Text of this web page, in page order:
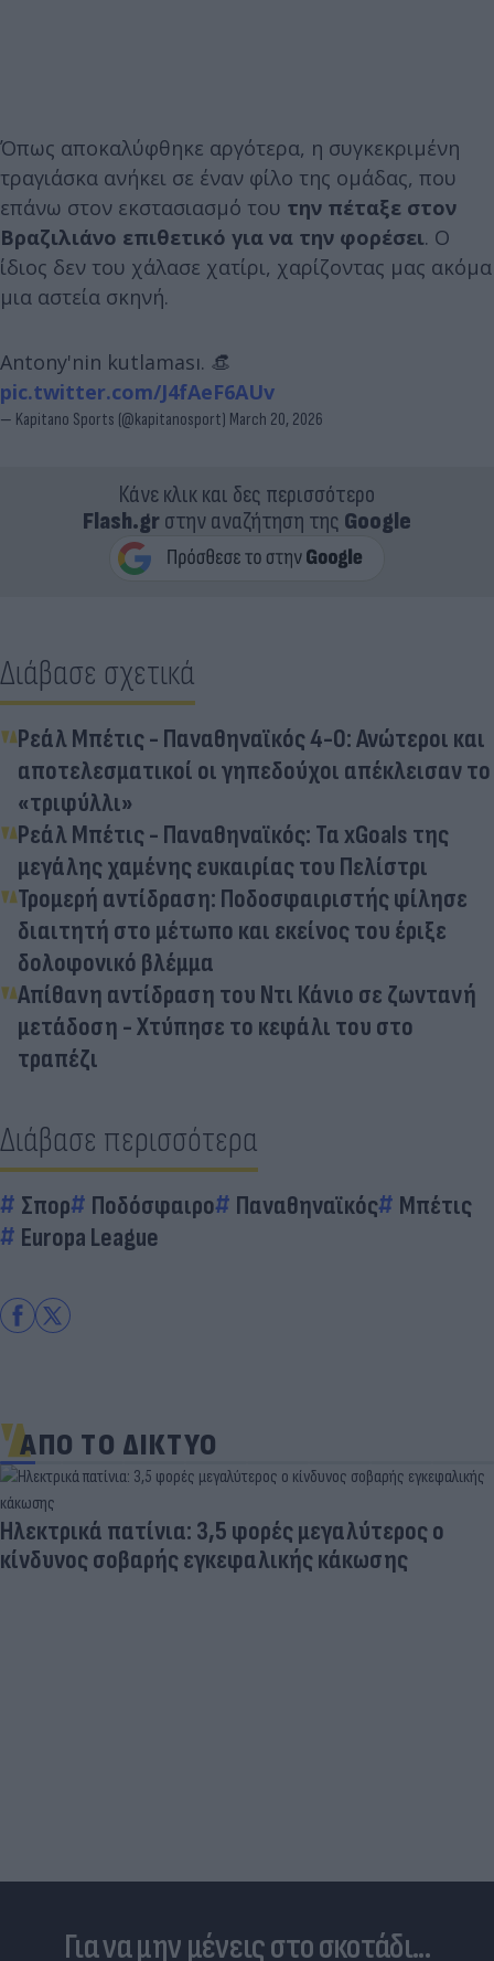
Όπως αποκαλύφθηκε αργότερα, η συγκεκριμένη
τραγιάσκα ανήκει σε έναν φίλο της ομάδας, που
επάνω στον εκστασιασμό του την πέταξε στον
Βραζιλιάνο επιθετικό για να την φορέσει. Ο
ίδιος δεν του χάλασε χατίρι, χαρίζοντας μας ακόμα
μια αστεία σκηνή.
Antony'nin kutlaması. 👒
pic.twitter.com/J4fAeF6AUv
— Kapitano Sports (@kapitanosport) March 20, 2026
Κάνε κλικ και δες περισσότερο
Flash.grστην αναζήτηση της Google
Διάβασε σχετικά
Ρεάλ Μπέτις - Παναθηναϊκός 4-0: Ανώτεροι και
αποτελεσματικοί οι γηπεδούχοι απέκλεισαν το
«τριφύλλι»
Ρεάλ Μπέτις - Παναθηναϊκός: Τα xGoals της
μεγάλης χαμένης ευκαιρίας του Πελίστρι
Τρομερή αντίδραση: Ποδοσφαιριστής φίλησε
διαιτητή στο μέτωπο και εκείνος του έριξε
δολοφονικό βλέμμα
Απίθανη αντίδραση του Ντι Κάνιο σε ζωντανή
μετάδοση - Χτύπησε το κεφάλι του στο
τραπέζι
Διάβασε περισσότερα
Σπορ Ποδόσφαιρο Παναθηναϊκός
Μπέτις
Europa League
ΑΠΟ ΤΟ ΔΙΚΤΥΟ
Για να μην μένεις στο σκοτάδι...